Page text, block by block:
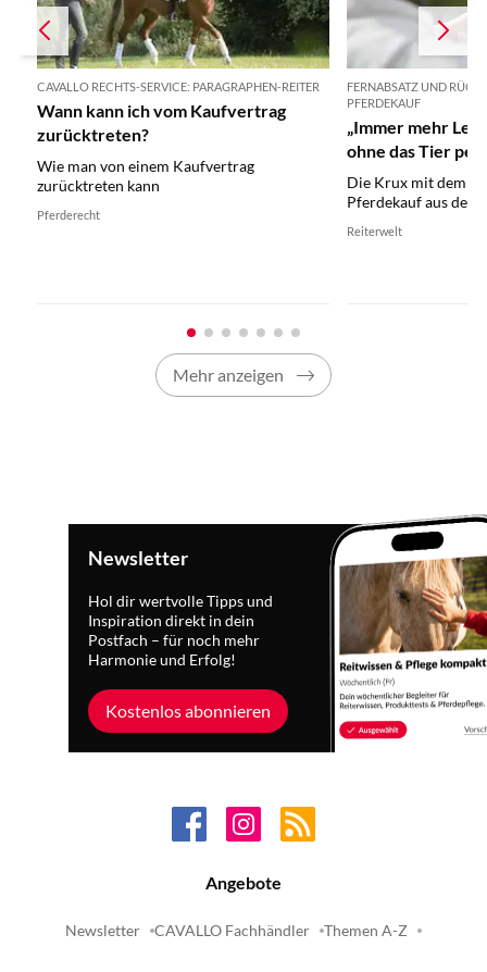
CAVALLO RECHTS-SERVICE: PARAGRAPHEN-REITER
Wann kann ich vom Kaufvertrag
zurücktreten?
Wie man von einem Kaufvertrag
zurücktreten kann
Pferderecht
FERNABSATZ UND
PFERDEKAUF
„Immer mehr
ohne das Tier
haben.“
Die Krux mit dem
Pferdekauf aus der
Reiterwelt
Mehr anzeigen
Newsletter
Hol dir wertvolle Tipps und
Inspiration direkt in dein
Postfach – für noch mehr
Harmonie und Erfolg!
Kostenlos abonnieren
Angebote
Newsletter CAVALLO Fachhändler Themen A-Z